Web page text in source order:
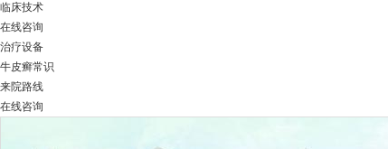
临床技术
在线咨询
治疗设备
牛皮癣常识
来院路线
在线咨询